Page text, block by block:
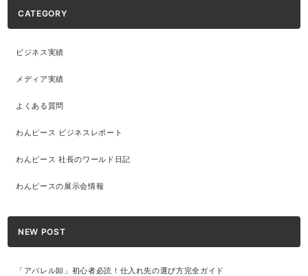
CATEGORY
ビジネス実績
メディア実績
よくある質問
わんピース ビジネスレポート
わんピース 社長のワールド日記
わんピースの展示会情報
NEW POST
「アパレル卸」初心者必読！仕入れ先の選び方完全ガイド